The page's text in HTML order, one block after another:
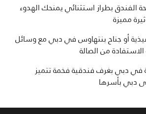
بطراز استثنائي يمنحك الهدوء
مميزة
أو جناح بنتهاوس في دبي مع وسائل
الاستفادة من الصالة
في دبي بغرف فندقية فخمة تتميز
دبي بأسرها